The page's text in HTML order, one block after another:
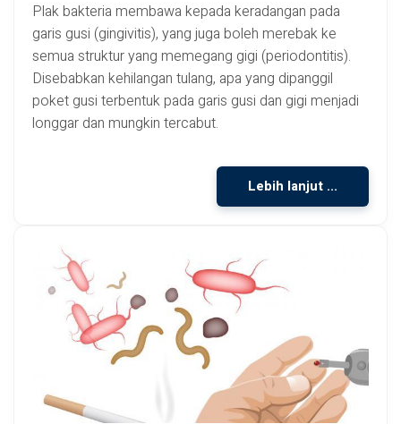
Plak bakteria membawa kepada keradangan pada
garis gusi (gingivitis), yang juga boleh merebak ke
semua struktur yang memegang gigi (periodontitis).
Disebabkan kehilangan tulang, apa yang dipanggil
poket gusi terbentuk pada garis gusi dan gigi menjadi
longgar dan mungkin tercabut.
Lebih lanjut ...